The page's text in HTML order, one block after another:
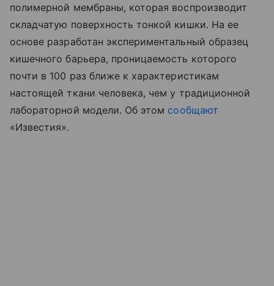
полимерной мембраны, которая воспроизводит
складчатую поверхность тонкой кишки. На ее
основе разработан экспериментальный образец
кишечного барьера, проницаемость которого
почти в 100 раз ближе к характеристикам
настоящей ткани человека, чем у традиционной
лабораторной модели. Об этом сообщают
«Известия».